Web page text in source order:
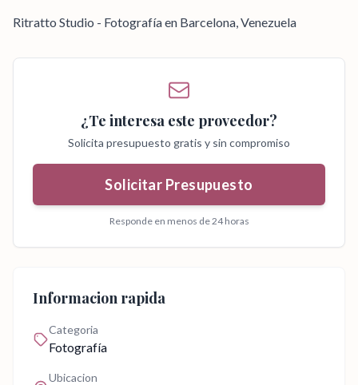
Ritratto Studio - Fotografía en Barcelona, Venezuela
¿Te interesa este proveedor?
Solicita presupuesto gratis y sin compromiso
Solicitar Presupuesto
Responde en menos de 24 horas
Informacion rapida
Categoria
Fotografía
Ubicacion